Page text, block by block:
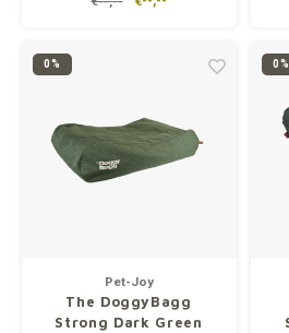
meisten unserer Hundebetten.
Hundekissen mit "STRONG"-
ausgelegt,
0%
Pet-Joy
The DoggyBagg
Strong Dark Green
0%